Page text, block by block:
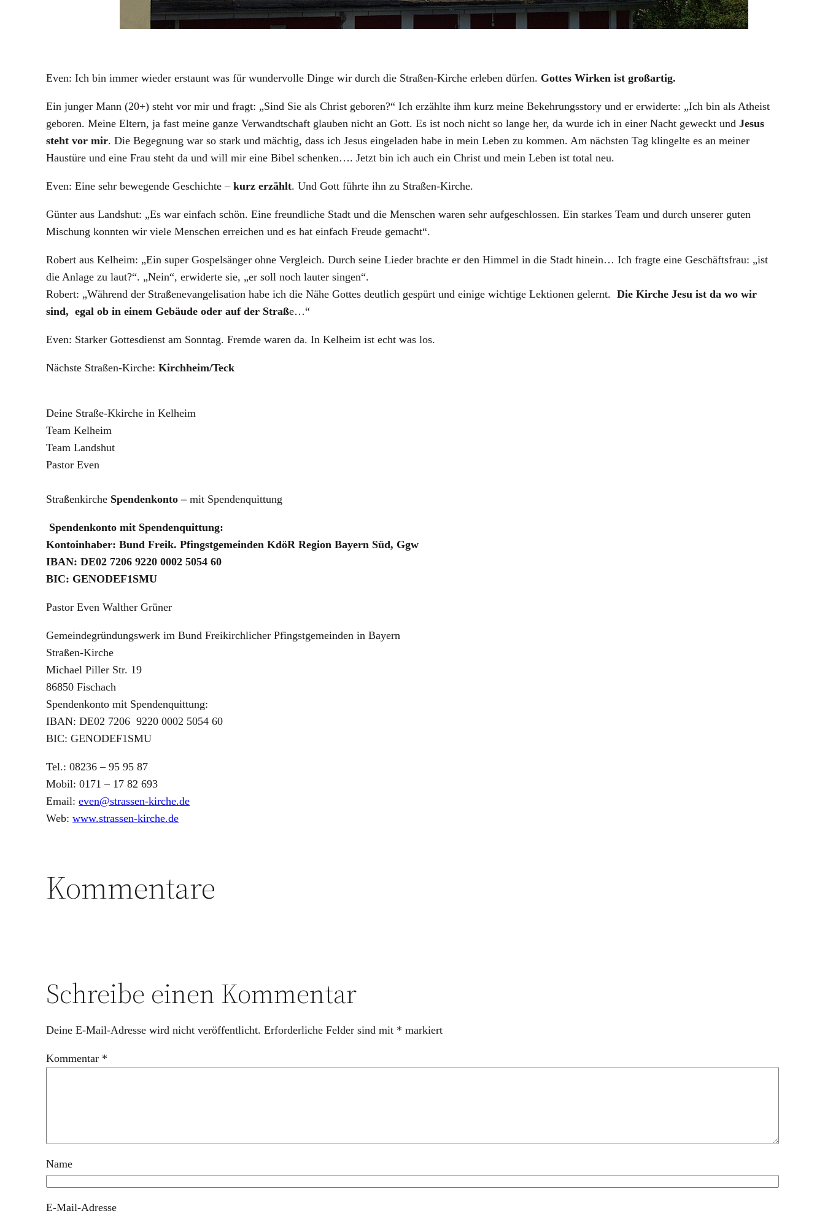
Even: Ich bin immer wieder erstaunt was für wundervolle Dinge wir durch die Straßen-Kirche erleben dürfen. Gottes Wirken ist großartig.
Ein junger Mann (20+) steht vor mir und fragt: „Sind Sie als Christ geboren?“ Ich erzählte ihm kurz meine Bekehrungsstory und er erwiderte: „Ich bin als Atheist
geboren. Meine Eltern, ja fast meine ganze Verwandtschaft glauben nicht an Gott. Es ist noch nicht so lange her, da wurde ich in einer Nacht geweckt undJesus
steht vor mir. Die Begegnung war so stark und mächtig, dass ich Jesus eingeladen habe in mein Leben zu kommen. Am nächsten Tag klingelte es an meiner
Haustüre und eine Frau steht da und will mir eine Bibel schenken…. Jetzt bin ich auch ein Christ und mein Leben ist total neu.
Even: Eine sehr bewegende Geschichte –kurz erzählt. Und Gott führte ihn zu Straßen-Kirche.
Günter aus Landshut: „Es war einfach schön. Eine freundliche Stadt und die Menschen waren sehr aufgeschlossen. Ein starkes Team und durch unserer guten
Mischung konnten wir viele Menschen erreichen und es hat einfach Freude gemacht“.
Robert aus Kelheim: „Ein super Gospelsänger ohne Vergleich. Durch seine Lieder brachte er den Himmel in die Stadt hinein… Ich fragte eine Geschäftsfrau: „ist
die Anlage zu laut?“. „Nein“, erwiderte sie, „er soll noch lauter singen“.
Robert: „Während der Straßenevangelisation habe ich die Nähe Gottes deutlich gespürt und einige wichtige Lektionen gelernt.Die Kirche Jesu ist da wo wir
sind, egal ob in einem Gebäude oder auf der Straße…“
Even: Starker Gottesdienst am Sonntag. Fremde waren da. In Kelheim ist echt was los.
Nächste Straßen-Kirche:Kirchheim/Teck
Deine Straße-Kkirche in Kelheim
Team Kelheim
Team Landshut
Pastor Even
Straßenkirche Spendenkonto –mit Spendenquittung
Spendenkonto mit Spendenquittung:
Kontoinhaber: Bund Freik. Pfingstgemeinden KdöR Region Bayern Süd, Ggw
IBAN: DE02 7206 9220 0002 5054 60
BIC: GENODEF1SMU
Pastor Even Walther Grüner
Gemeindegründungswerk im Bund Freikirchlicher Pfingstgemeinden in Bayern
Straßen-Kirche
Michael Piller Str. 19
86850 Fischach
Spendenkonto mit Spendenquittung:
IBAN: DE02 7206 9220 0002 5054 60
BIC: GENODEF1SMU
Tel.: 08236 – 95 95 87
Mobil: 0171 – 17 82 693
Email:even@strassen-kirche.de
Web:www.strassen-kirche.de
Kommentare
Schreibe einen Kommentar
Deine E-Mail-Adresse wird nicht veröffentlicht. Erforderliche Felder sind mit * markiert
Kommentar *
Name
E-Mail-Adresse